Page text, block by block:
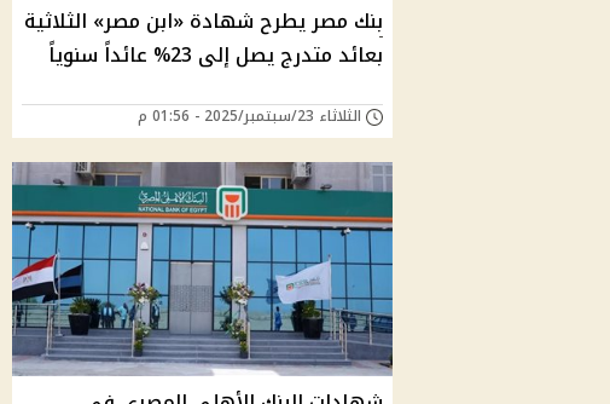
بنك مصر يطرح شهادة «ابن مصر» الثلاثية
بعائد متدرج يصل إلى 23% عائداً سنوياً
الثلاثاء 23/سبتمبر/2025 - 01:56 م